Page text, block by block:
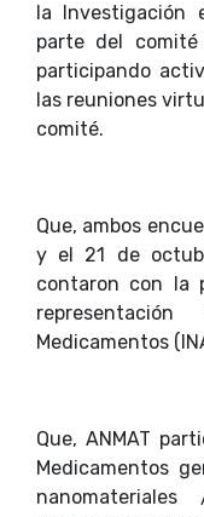
la Investigación
parte del comité
participando
las reuniones
comité.
Que, ambos
y el 21 de
contaron con la
Medicamentos
Que, ANMAT
Medicamentos